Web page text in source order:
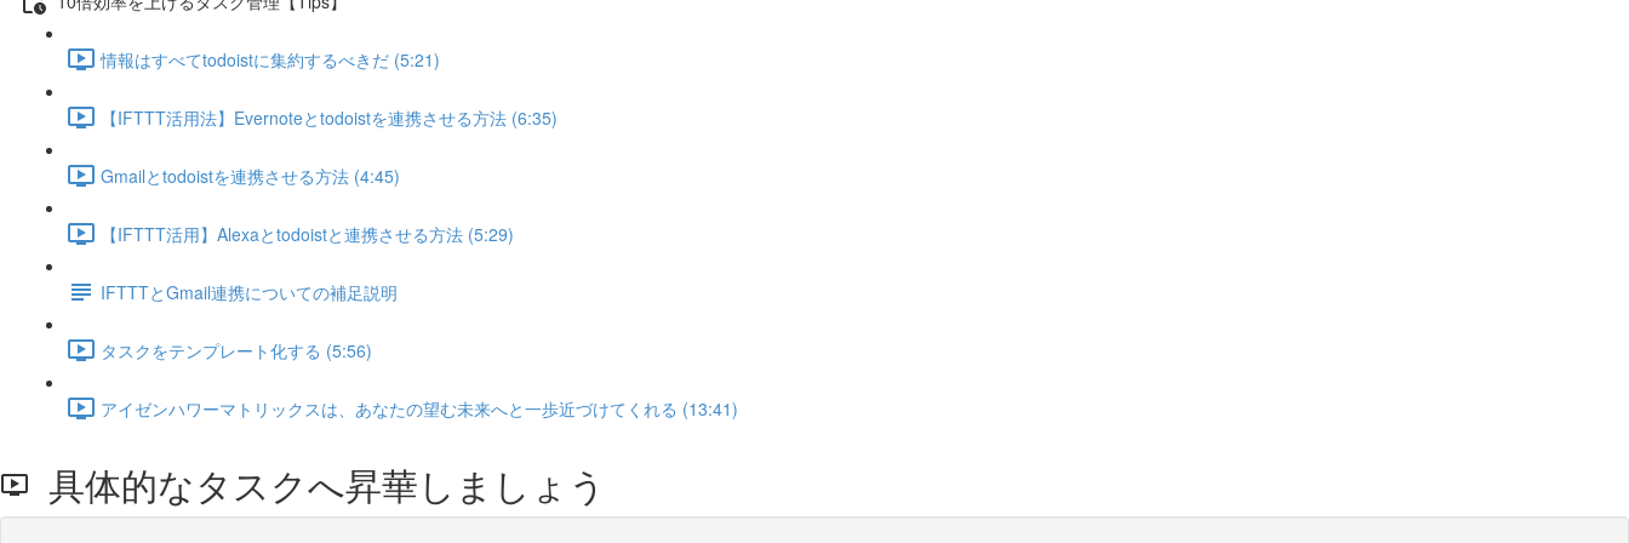
情報はすべてtodoistに集約するべきだ (5:21)
【IFTTT活用法】Evernoteとtodoistを連携させる方法 (6:35)
Gmailとtodoistを連携させる方法 (4:45)
【IFTTT活用】Alexaとtodoistと連携させる方法 (5:29)
IFTTTとGmail連携についての補足説明
タスクをテンプレート化する (5:56)
アイゼンハワーマトリックスは、あなたの望む未来へと一歩近づけてくれる (13:41)
具体的なタスクへ昇華しましょう